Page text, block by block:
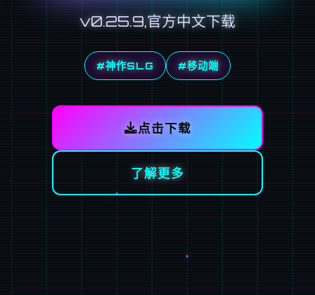
v0.25.9,官方中文下载
#神作SLG #移动端
点击下载
了解更多